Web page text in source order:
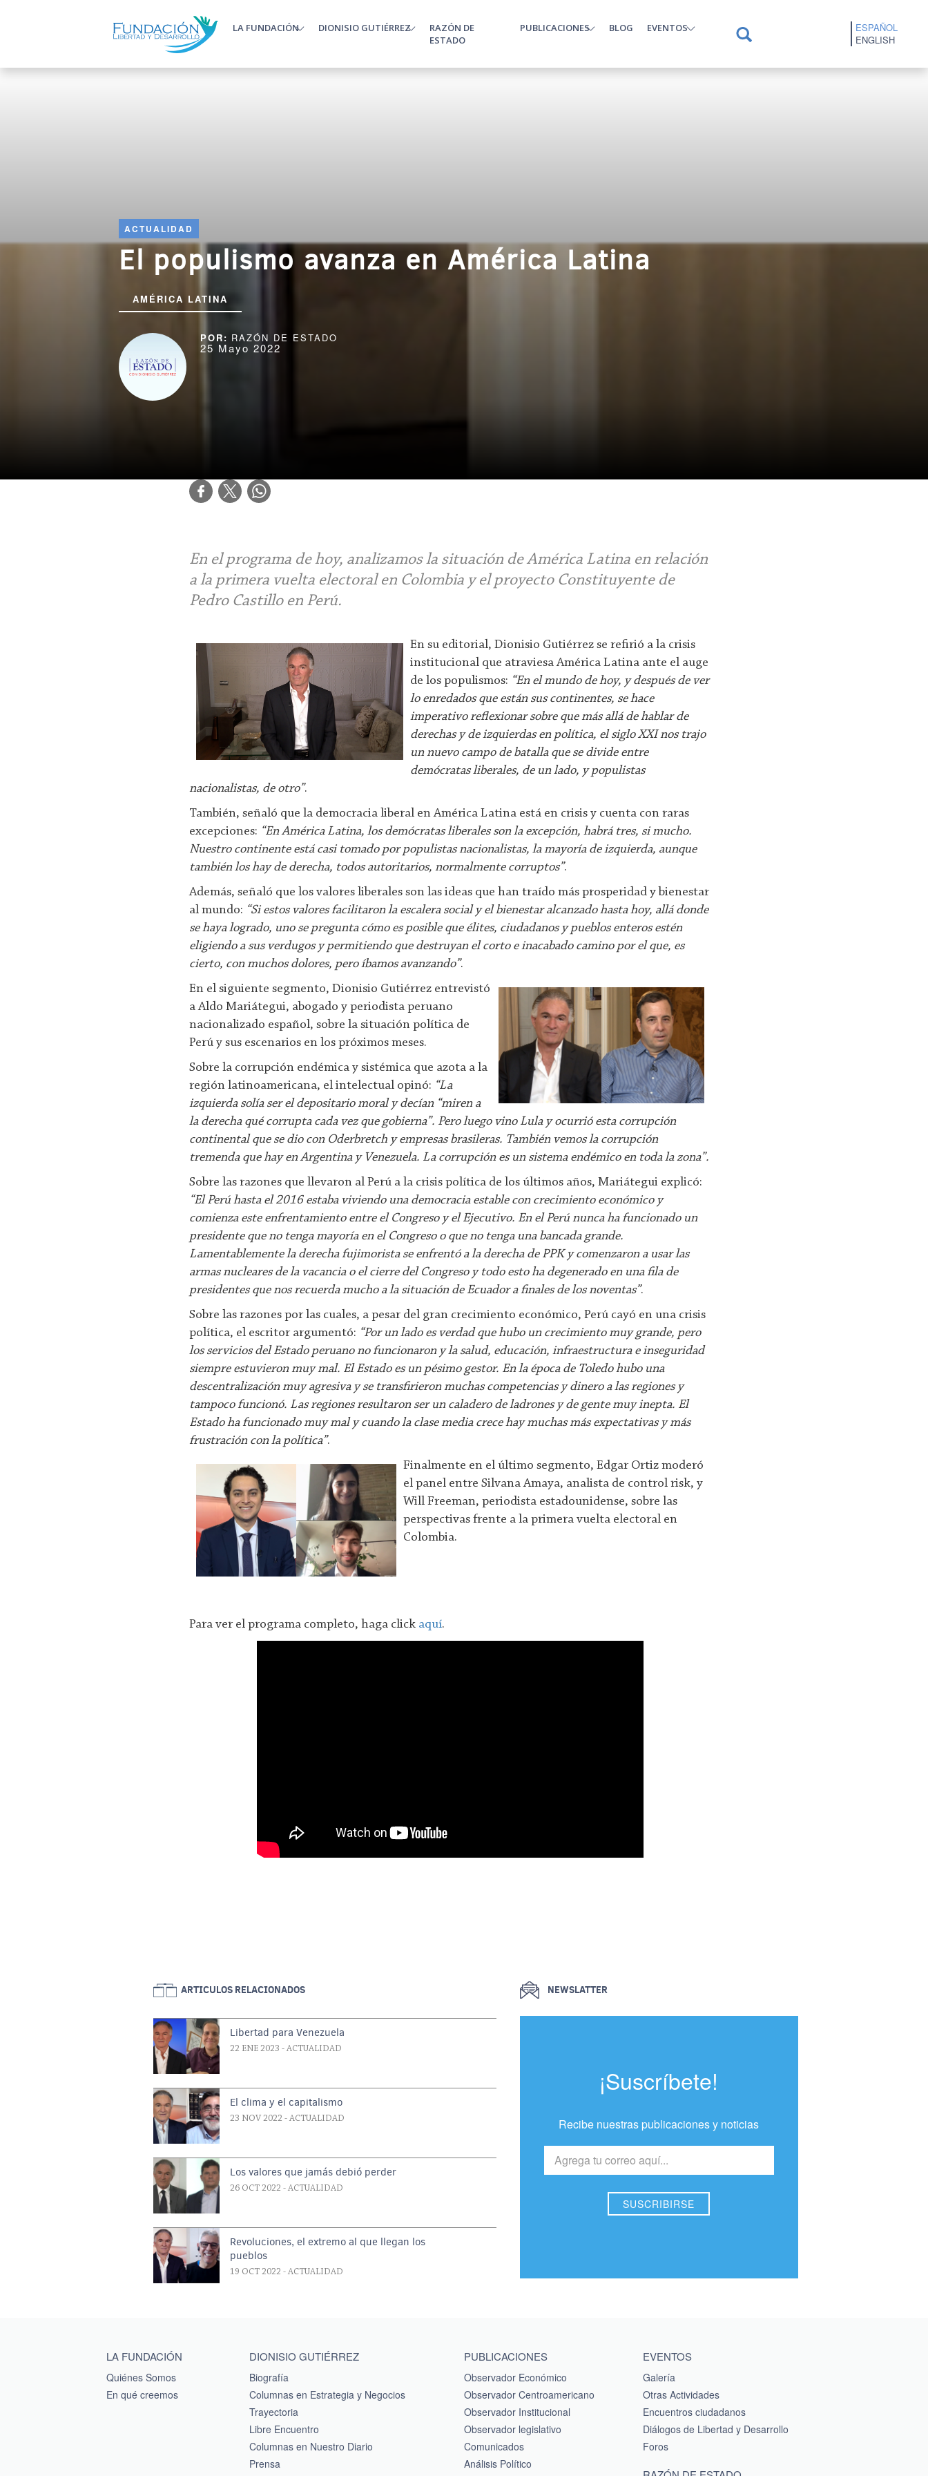
LA FUNDACIÓN DIONISIO GUTIÉRREZ
RAZÓN DE
ESTADO
PUBLICACIONES BLOG EVENTOS
ESPAÑOL
ENGLISH
ACTUALIDAD
El populismo avanza en América Latina
AMÉRICA LATINA
RAZÓN DE ESTADO
25 Mayo 2022
En el programa de hoy, analizamos la situación de América Latina en relación
a la primera vuelta electoral en Colombia y el proyecto Constituyente de
Pedro Castillo en Perú.
En su editorial, Dionisio Gutiérrez se refirió a la crisis
institucional que atraviesa América Latina ante el auge
de los populismos: “En el mundo de hoy, y después de ver
lo enredados que están sus continentes, se hace
imperativo reflexionar sobre que más allá de hablar de
derechas y de izquierdas en política, el siglo XXI nos trajo
un nuevo campo de batalla que se divide entre
demócratas liberales, de un lado, y populistas
nacionalistas, de otro”.
También, señaló que la democracia liberal en América Latina está en crisis y cuenta con raras
excepciones: “En América Latina, los demócratas liberales son la excepción, habrá tres, si mucho.
Nuestro continente está casi tomado por populistas nacionalistas, la mayoría de izquierda, aunque
también los hay de derecha, todos autoritarios, normalmente corruptos”.
Además, señaló que los valores liberales son las ideas que han traído más prosperidad y bienestar
al mundo: “Si estos valores facilitaron la escalera social y el bienestar alcanzado hasta hoy, allá donde
se haya logrado, uno se pregunta cómo es posible que élites, ciudadanos y pueblos enteros estén
eligiendo a sus verdugos y permitiendo que destruyan el corto e inacabado camino por el que, es
cierto, con muchos dolores, pero íbamos avanzando”.
En el siguiente segmento, Dionisio Gutiérrez entrevistó
a Aldo Mariátegui, abogado y periodista peruano
nacionalizado español, sobre la situación política de
Perú y sus escenarios en los próximos meses.
Sobre la corrupción endémica y sistémica que azota a la
región latinoamericana, el intelectual opinó: “La
izquierda solía ser el depositario moral y decían “miren a
la derecha qué corrupta cada vez que gobierna”. Pero luego vino Lula y ocurrió esta corrupción
continental que se dio con Oderbretch y empresas brasileras. También vemos la corrupción
tremenda que hay en Argentina y Venezuela. La corrupción es un sistema endémico en toda la zona”.
Sobre las razones que llevaron al Perú a la crisis política de los últimos años, Mariátegui explicó:
“El Perú hasta el 2016 estaba viviendo una democracia estable con crecimiento económico y
comienza este enfrentamiento entre el Congreso y el Ejecutivo. En el Perú nunca ha funcionado un
presidente que no tenga mayoría en el Congreso o que no tenga una bancada grande.
Lamentablemente la derecha fujimorista se enfrentó a la derecha de PPK y comenzaron a usar las
armas nucleares de la vacancia o el cierre del Congreso y todo esto ha degenerado en una fila de
presidentes que nos recuerda mucho a la situación de Ecuador a finales de los noventas”.
Sobre las razones por las cuales, a pesar del gran crecimiento económico, Perú cayó en una crisis
política, el escritor argumentó: “Por un lado es verdad que hubo un crecimiento muy grande, pero
los servicios del Estado peruano no funcionaron y la salud, educación, infraestructura e inseguridad
siempre estuvieron muy mal. El Estado es un pésimo gestor. En la época de Toledo hubo una
descentralización muy agresiva y se transfirieron muchas competencias y dinero a las regiones y
tampoco funcionó. Las regiones resultaron ser un caladero de ladrones y de gente muy inepta. El
Estado ha funcionado muy mal y cuando la clase media crece hay muchas más expectativas y más
frustración con la política”.
Finalmente en el último segmento, Edgar Ortiz moderó
el panel entre Silvana Amaya, analista de control risk, y
Will Freeman, periodista estadounidense, sobre las
perspectivas frente a la primera vuelta electoral en
Colombia.
Para ver el programa completo, haga click aquí.
ARTICULOS RELACIONADOS
Libertad para Venezuela
22 ENE 2023 - ACTUALIDAD
El clima y el capitalismo
23 NOV 2022 - ACTUALIDAD
Los valores que jamás debió perder
26 OCT 2022 - ACTUALIDAD
Revoluciones, el extremo al que llegan los
pueblos
19 OCT 2022 - ACTUALIDAD
NEWSLATTER
¡Suscríbete!
Recibe nuestras publicaciones y noticias
Main menu footer
LA FUNDACIÓN
Quiénes Somos
En qué creemos
DIONISIO GUTIÉRREZ
Biografía
Columnas en Estrategia y Negocios
Trayectoria
Libre Encuentro
Columnas en Nuestro Diario
Prensa
PUBLICACIONES
Observador Económico
Observador Centroamericano
Observador Institucional
Observador legislativo
Comunicados
Análisis Político
EVENTOS
Galería
Otras Actividades
Encuentros ciudadanos
Diálogos de Libertad y Desarrollo
Foros